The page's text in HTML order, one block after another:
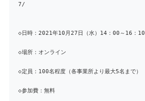
7/
◇日時：2021年10月27日（水）14：00～16：10
◇場所：オンライン
◇定員：100名程度（各事業所より最大5名まで）
◇参加費：無料